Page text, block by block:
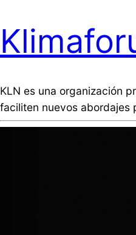
KLN es una organización
faciliten nuevos abordajes